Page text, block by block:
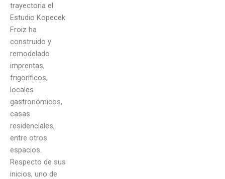
trayectoria el
Estudio Kopecek
Froiz ha
construido y
remodelado
imprentas,
frigoríficos,
locales
gastronómicos,
casas
residenciales,
entre otros
espacios.
Respecto de sus
inicios, uno de